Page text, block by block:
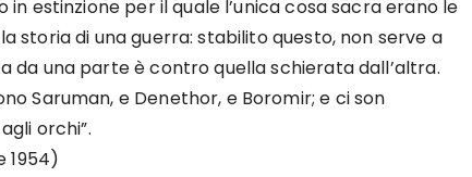
in estinzione per il quale l’unica cosa sacra erano le
storia di una guerra: stabilito questo, non serve a
da una parte è contro quella schierata dall’altra.
Saruman, e Denethor, e Boromir; e ci son
orchi”.
1954)